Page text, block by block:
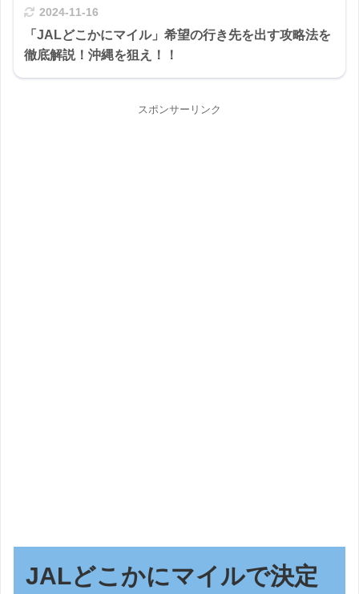
2024-11-16
「JALどこかにマイル」希望の行き先を出す攻略法を
徹底解説！沖縄を狙え！！
スポンサーリンク
JALどこかにマイルで決定